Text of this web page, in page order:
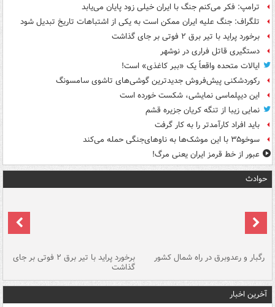
ترامپ: فکر می‌کنم جنگ با ایران خیلی زود پایان می‌یابد
تلگراف: جنگ علیه ایران ممکن است به یکی از اشتباهات تاریخ تبدیل شود
برخورد پراید با تیر برق ۲ فوتی بر جای گذاشت
دستگیری قاتل فراری در نوشهر
ایالات متحده واقعاً یک «ببر کاغذی» است!
رکوردشکنی پیش‌فروش جدیدترین گوشی‌های تاشوی سامسونگ
این دیپلماسی نمایشی، شکست خورده است
نمایی زیبا از تنگه کریان جزیره قشم
باید افراد کارآمدتر را به کار گرفت
سوخو۳۵ با این موشک‌ها به ناوهای‌جنگی حمله می‌کند
عبور از خط قرمز ایران یعنی مرگ!
حوادث
رگبار و رعدوبرق در راه شمال کشور برخورد پراید با تیر برق ۲ فوتی بر جای
گذاشت
آخرین اخبار